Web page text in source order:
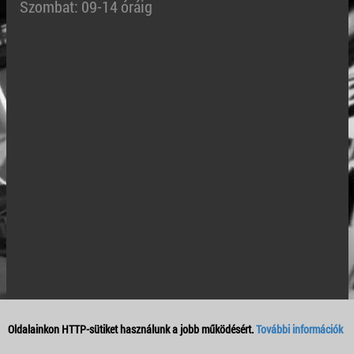
Szombat: 09-14 óráig
Oldalainkon HTTP-sütiket használunk a jobb működésért.További információk